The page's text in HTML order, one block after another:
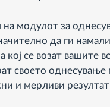
модулот за
да ги
кој се возат вашите
своето однесување
и мерливи